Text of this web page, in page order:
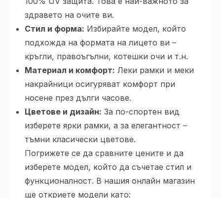
здравето на очите ви.
Стил и форма: Избирайте модел, който
подхожда на формата на лицето ви –
кръгли, правоъгълни, котешки очи и т.н.
Материал и комфорт: Леки рамки и меки
накрайници осигуряват комфорт при
носене през дълги часове.
Цветове и дизайн: За по-спортен вид
изберете ярки рамки, а за елегантност –
тъмни класически цветове.
Погрижете се да сравните цените и да
изберете модел, който да съчетае стил и
функционалност. В нашия онлайн магазин
ще откриете модели като: